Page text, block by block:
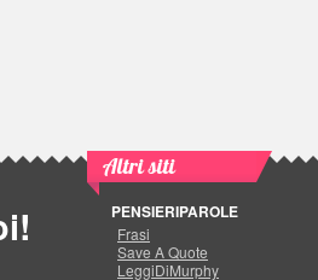
Altri siti
PENSIERIPAROLE
Frasi
Save A Quote
LeggiDiMurphy